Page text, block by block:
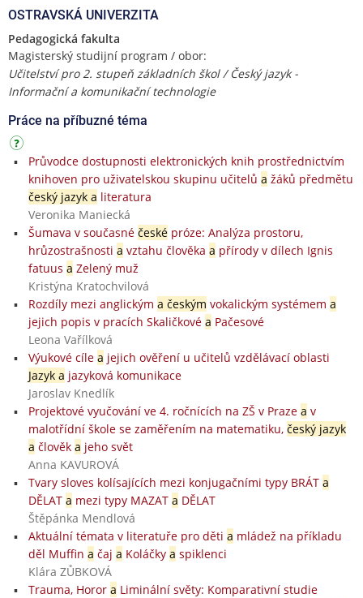
OSTRAVSKÁ UNIVERZITA
Pedagogická fakulta
Magisterský studijní program / obor:
Učitelství pro 2. stupeň základních škol / Český jazyk -
Informační a komunikační technologie
Práce na příbuzné téma
Průvodce dostupnosti elektronických knih prostřednictvím
knihoven pro uživatelskou skupinu učitelů a žáků předmětu
český jazyk a literatura
Veronika Maniecká
Šumava v současné česképróze: Analýza prostoru,
hrůzostrašnosti a vztahu člověka a přírody v dílech Ignis
fatuus a Zelený muž
Kristýna Kratochvilová
Rozdíly mezi anglickým a českým vokalickým systémem a
jejich popis v pracích Skaličkové a Pačesové
Leona Vařílková
Výukové cíle a jejich ověření u učitelů vzdělávací oblasti
Jazyk a jazyková komunikace
Jaroslav Knedlík
Projektové vyučování ve 4. ročnících na ZŠ v Praze a v
malotřídní škole se zaměřením na matematiku, český jazyk
a člověk a jeho svět
Anna KAVUROVÁ
Tvary sloves kolísajících mezi konjugačními typy BRÁT a
DĚLAT a mezi typy MAZAT a DĚLAT
Štěpánka Mendlová
Aktuální témata v literatuře pro děti a mládež na příkladu
děl Muffin a čaj a Koláčky a spiklenci
Klára ZŮBKOVÁ
Trauma, Horor a Liminální světy: Komparativní studie